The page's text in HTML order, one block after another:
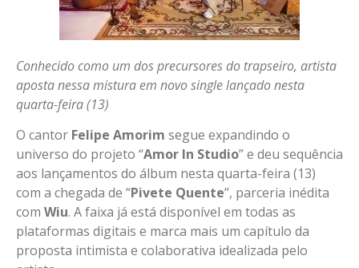
Conhecido como um dos precursores do trapseiro, artista
aposta nessa mistura em novo single lançado nesta
quarta-feira (13)
O cantor Felipe Amorim segue expandindo o
universo do projeto “Amor In Studio” e deu sequência
aos lançamentos do álbum nesta quarta-feira (13)
com a chegada de “Pivete Quente”, parceria inédita
com Wiu. A faixa já está disponível em todas as
plataformas digitais e marca mais um capítulo da
proposta intimista e colaborativa idealizada pelo